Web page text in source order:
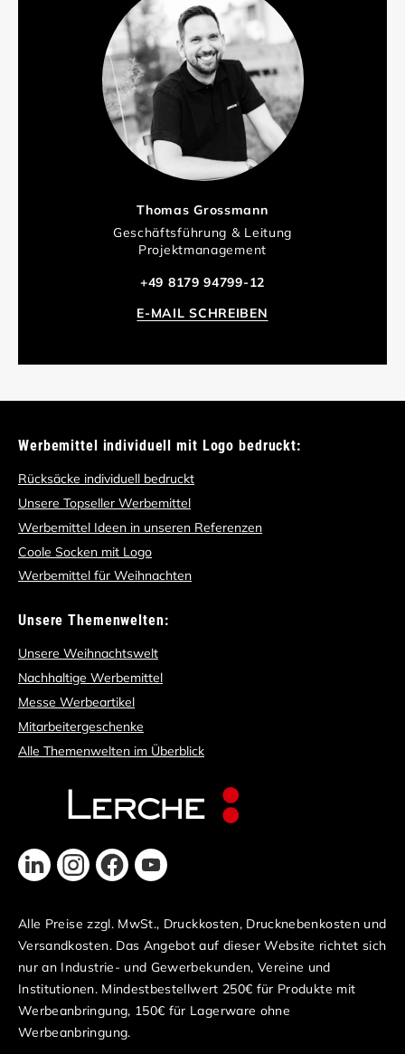
Thomas Grossmann
Geschäftsführung & Leitung
Projektmanagement
+49 8179 94799-12
E-MAIL SCHREIBEN
Werbemittel individuell mit Logo bedruckt:
Rücksäcke individuell bedruckt
Unsere Topseller Werbemittel
Werbemittel Ideen in unseren Referenzen
Coole Socken mit Logo
Werbemittel für Weihnachten
Unsere Themenwelten:
Unsere Weihnachtswelt
Nachhaltige Werbemittel
Messe Werbeartikel
Mitarbeitergeschenke
Alle Themenwelten im Überblick
Alle Preise zzgl. MwSt., Druckkosten, Drucknebenkosten und
Versandkosten. Das Angebot auf dieser Website richtet sich
nur an Industrie- und Gewerbekunden, Vereine und
Institutionen. Mindestbestellwert 250€ für Produkte mit
Werbeanbringung, 150€ für Lagerware ohne
Werbeanbringung.